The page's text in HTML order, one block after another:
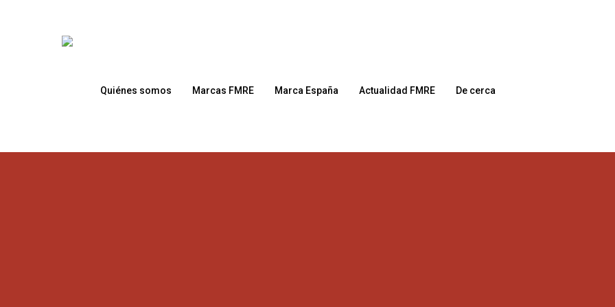
Quiénes somos Marcas FMRE Marca España Actualidad FMRE De cerca